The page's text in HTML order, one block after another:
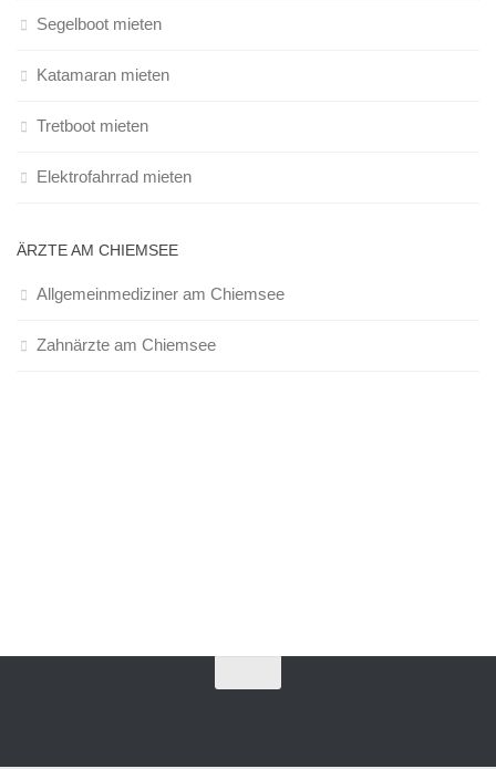
Segelboot mieten
Katamaran mieten
Tretboot mieten
Elektrofahrrad mieten
ÄRZTE AM CHIEMSEE
Allgemeinmediziner am Chiemsee
Zahnärzte am Chiemsee